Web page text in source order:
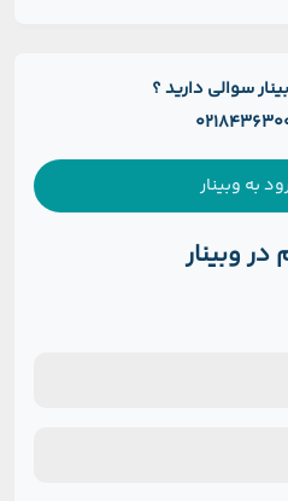
سوالی دارید ؟
به وبینار
در وبینار